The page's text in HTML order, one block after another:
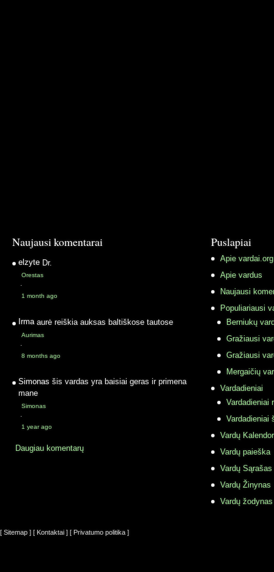
Naujausi komentarai
elzyte Dr.
Orestas
·
1 month ago
Irma aurė reiškia auksas baltiškose tautose
Aurimas
·
8 months ago
Simonas šis vardas yra baisiai geras ir primena
mane
Simonas
·
1 year ago
Daugiau komentarų
Puslapiai
Apie vardai.org
Apie vardus
Naujausi
Populiariausi
Berniukų
Gražiausi
Gražiausi
Mergaičių
Vardadieniai
Vardadieniai
Vardadieniai
Vardų
Vardų paieška
Vardų Sąrašas
Vardų Žinynas
Vardų
[ Sitemap ] [ Kontaktai ] [ Privatumo politika ]